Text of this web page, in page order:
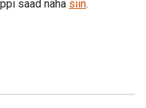
saad näha siin.